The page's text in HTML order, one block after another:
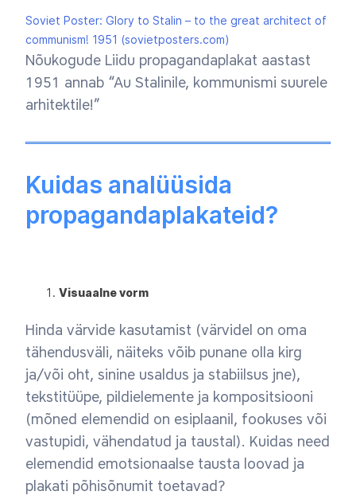
Soviet Poster: Glory to Stalin – to the great architect of
communism! 1951 (sovietposters.com)
Nõukogude Liidu propagandaplakat aastast
1951 annab “Au Stalinile, kommunismi suurele
arhitektile!”
Kuidas analüüsida
propagandaplakateid?
Visuaalne vorm
Hinda värvide kasutamist (värvidel on oma
tähendusväli, näiteks võib punane olla kirg
ja/või oht, sinine usaldus ja stabiilsus jne),
tekstitüüpe, pildielemente ja kompositsiooni
(mõned elemendid on esiplaanil, fookuses või
vastupidi, vähendatud ja taustal). Kuidas need
elemendid emotsionaalse tausta loovad ja
plakati põhisõnumit toetavad?